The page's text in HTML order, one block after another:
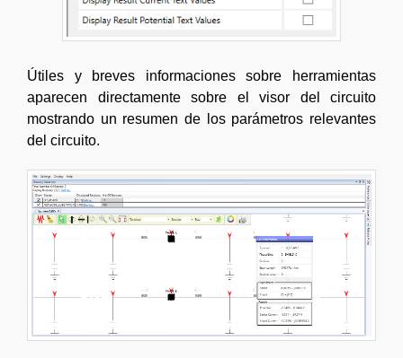
Útiles y breves informaciones sobre herramientas
aparecen directamente sobre el visor del circuito
mostrando un resumen de los parámetros relevantes
del circuito.